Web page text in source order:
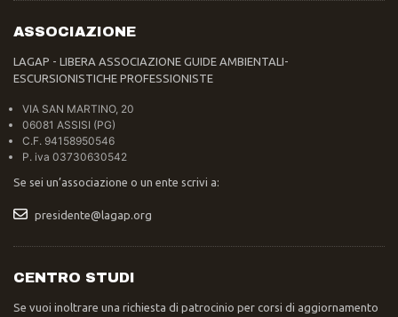
ASSOCIAZIONE
LAGAP - LIBERA ASSOCIAZIONE GUIDE AMBIENTALI-
ESCURSIONISTICHE PROFESSIONISTE
VIA SAN MARTINO, 20
06081 ASSISI (PG)
C.F. 94158950546
P. iva 03730630542
Se sei un’associazione o un ente scrivi a:
presidente@lagap.org
CENTRO STUDI
Se vuoi inoltrare una richiesta di patrocinio per corsi di aggiornamento